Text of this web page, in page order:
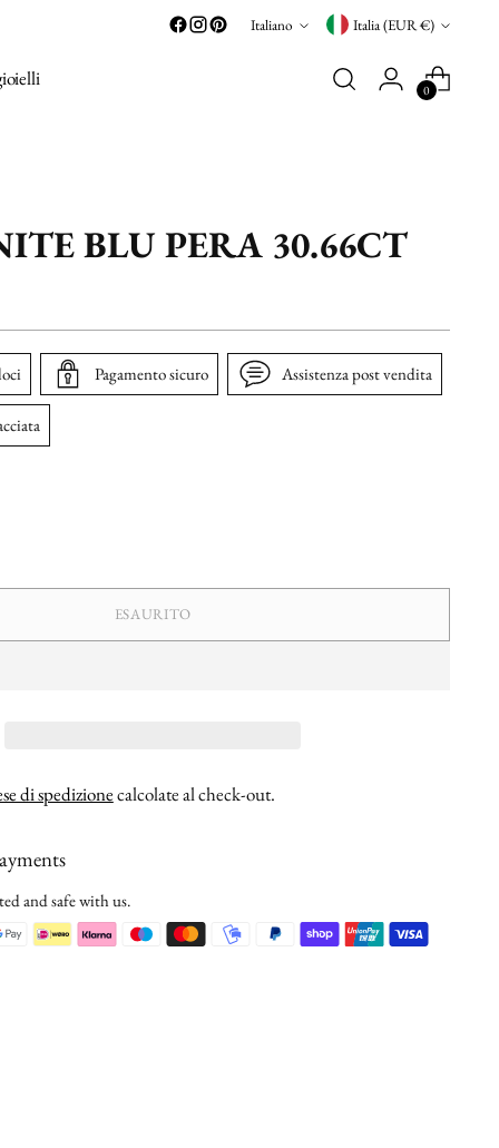
Lingua
Italiano Valuta Italia (EUR €)
0
BLU PERA 30.66CT
Pagamento sicuro Assistenza post vendita
ESAURITO
di spedizionecalcolate al check-out.
and safe with us.